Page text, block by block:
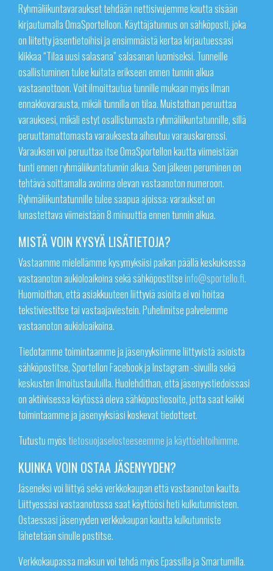
Ryhmäliikuntavaraukset tehdään nettisivujemme kautta sisään
kirjautumalla OmaSportelloon. Käyttäjätunnus on sähköposti, joka
on liitetty jäsentietoihisi ja ensimmäistä kertaa kirjautuessasi
klikkaa “Tilaa uusi salasana” salasanan luomiseksi. Tunneille
osallistuminen tulee kuitata erikseen ennen tunnin alkua
vastaanottoon. Voit ilmoittautua tunnille mukaan myös ilman
ennakkovarausta, mikäli tunnilla on tilaa. Muistathan peruuttaa
varauksesi, mikäli estyt osallistumasta ryhmäliikuntatunnille, sillä
peruuttamattomasta varauksesta aiheutuu varauskarenssi.
Varauksen voi peruuttaa itse OmaSportellon kautta viimeistään
tunti ennen ryhmäliikuntatunnin alkua. Sen jälkeen peruminen on
tehtävä soittamalla avoinna olevan vastaanoton numeroon.
Ryhmäliikuntatunnille tulee saapua ajoissa: varaukset on
lunastettava viimeistään 8 minuuttia ennen tunnin alkua.
MISTÄ VOIN KYSYÄ LISÄTIETOJA?
Vastaamme mielellämme kysymyksiisi paikan päällä keskuksessa
vastaanoton aukioloaikoina sekä sähköpostitseinfo@sportello.fi.
Huomioithan, että asiakkuuteen liittyviä asioita ei voi hoitaa
tekstiviestitse tai vastaajaviestein. Puhelimitse palvelemme
vastaanoton aukioloaikoina.
Tiedotamme toimintaamme ja jäsenyyksiimme liittyvistä asioista
sähköpostitse, Sportellon Facebook ja Instagram -sivuilla sekä
keskusten ilmoitustauluilla. Huolehdithan, että jäsenyystiedoissasi
on aktiivisessa käytössä oleva sähköpostiosoite, jotta saat kaikki
toimintaamme ja jäsenyyksiäsi koskevat tiedotteet.
Tutustu myöstietosuojaselosteeseemme ja käyttöehtoihimme.
KUINKA VOIN OSTAA JÄSENYYDEN?
Jäseneksi voi liittyä sekä verkkokaupan että vastaanoton kautta.
Liittyessäsi vastaanotossa saat käyttöösi heti kulkutunnisteen.
Ostaessasi jäsenyyden verkkokaupan kautta kulkutunniste
lähetetään sinulle postitse.
Verkkokaupassa maksun voi tehdä myös Epassilla ja Smartumilla.